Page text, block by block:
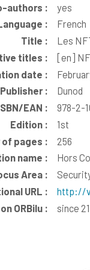
authors :
yes
:
French
Title :
Les
titles :
[en]
date :
Publisher :
Dunod
EAN :
978-2-
Edition :
1st
of pages :
256
name :
Hors
Area :
URL :
http://
ORBilu :
since